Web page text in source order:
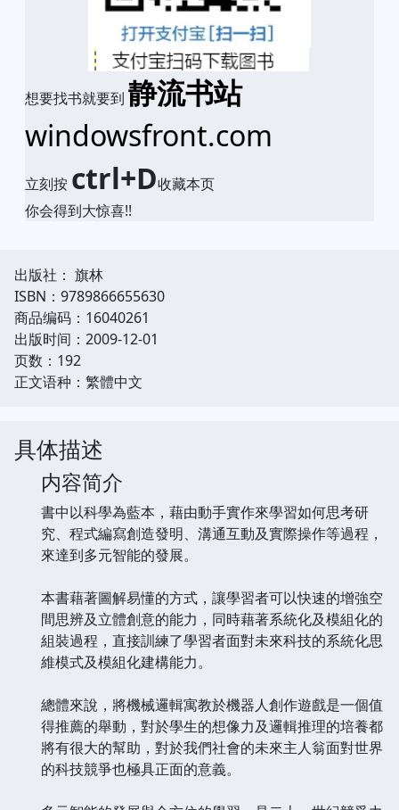
想要找书就要到 静流书站
windowsfront.com
立刻按 ctrl+D收藏本页
你会得到大惊喜!!
出版社： 旗林
ISBN：9789866655630
商品编码：16040261
出版时间：2009-12-01
页数：192
正文语种：繁體中文
具体描述
内容简介
書中以科學為藍本，藉由動手實作來學習如何思考研
究、程式編寫創造發明、溝通互動及實際操作等過程，
來達到多元智能的發展。
本書藉著圖解易懂的方式，讓學習者可以快速的增強空
間思辨及立體創意的能力，同時藉著系統化及模組化的
組裝過程，直接訓練了學習者面對未來科技的系統化思
維模式及模組化建構能力。
總體來說，將機械邏輯寓教於機器人創作遊戲是一個值
得推薦的舉動，對於學生的想像力及邏輯推理的培養都
將有很大的幫助，對於我們社會的未來主人翁面對世界
的科技競爭也極具正面的意義。